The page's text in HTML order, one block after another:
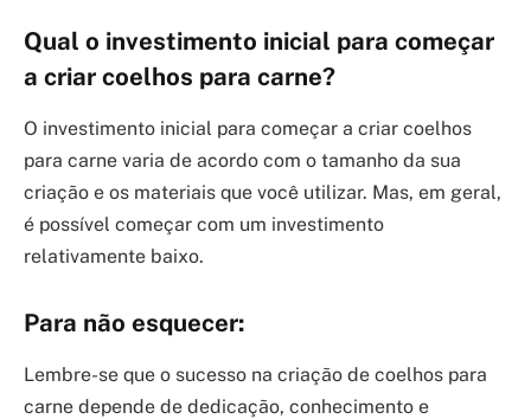
Qual o investimento inicial para começar
a criar coelhos para carne?
O investimento inicial para começar a criar coelhos
para carne varia de acordo com o tamanho da sua
criação e os materiais que você utilizar. Mas, em geral,
é possível começar com um investimento
relativamente baixo.
Para não esquecer:
Lembre-se que o sucesso na criação de coelhos para
carne depende de dedicação, conhecimento e